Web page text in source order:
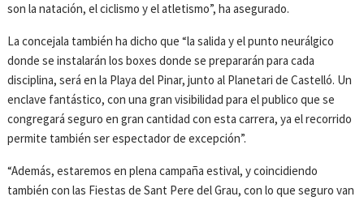
son la natación, el ciclismo y el atletismo”, ha asegurado.
La concejala también ha dicho que “la salida y el punto neurálgico
donde se instalarán los boxes donde se prepararán para cada
disciplina, será en la Playa del Pinar, junto al Planetari de Castelló. Un
enclave fantástico, con una gran visibilidad para el publico que se
congregará seguro en gran cantidad con esta carrera, ya el recorrido
permite también ser espectador de excepción”.
“Además, estaremos en plena campaña estival, y coincidiendo
también con las Fiestas de Sant Pere del Grau, con lo que seguro van